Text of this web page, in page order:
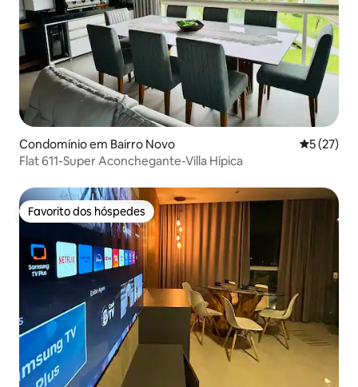
Condomínio em Bairro Novo
5 (27)
Flat 611-Super Aconchegante-Villa Hípica
Favorito dos hóspedes
Favorito dos hóspedes